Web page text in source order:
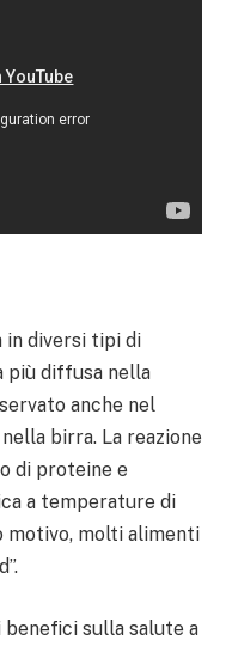
in diversi tipi di
più diffusa nella
anche nel
birra. La reazione
di proteine e
a temperature di
motivo, molti alimenti
sulla salute a